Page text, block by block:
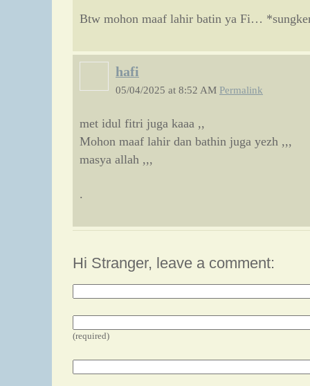
Btw mohon maaf lahir batin ya Fi…
hafi
05/04/2025 at 8:52 AM Permalink
met idul fitri juga kaaa ,,
Mohon maaf lahir dan bathin juga yezh ,,,
masya allah ,,,
.
Hi Stranger, leave a comment:
(required)